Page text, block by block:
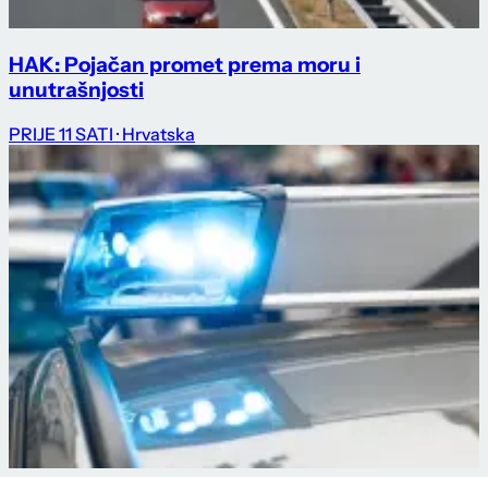
HAK: Pojačan promet prema moru i
unutrašnjosti
PRIJE 11 SATI · Hrvatska